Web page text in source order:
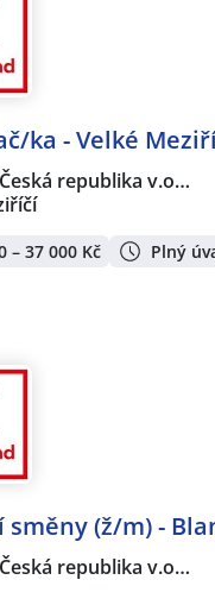
ka - Velké
republika v.o…
– 37 000 Kč Plný
směny (ž/m) -
republika v.o…